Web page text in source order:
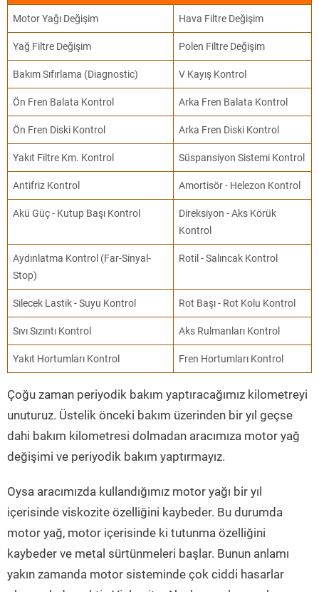
Motor Yağı Değişim Hava Filtre Değişim
Yağ Filtre Değişim Polen Filtre Değişim
Bakım Sıfırlama (Diagnostic) V Kayış Kontrol
Ön Fren Balata Kontrol Arka Fren Balata Kontrol
Ön Fren Diski Kontrol Arka Fren Diski Kontrol
Yakıt Filtre Km. Kontrol Süspansiyon Sistemi Kontrol
Antifriz Kontrol Amortisör - Helezon Kontrol
Akü Güç - Kutup Başı Kontrol
Direksiyon - Aks Körük
Kontrol
Aydınlatma Kontrol (Far-Sinyal-
Stop)
Rotil - Salıncak Kontrol
Silecek Lastik - Suyu Kontrol Rot Başı - Rot Kolu Kontrol
Sıvı Sızıntı Kontrol Aks Rulmanları Kontrol
Yakıt Hortumları Kontrol Fren Hortumları Kontrol
Çoğu zaman periyodik bakım yaptıracağımız kilometreyi
unuturuz. Üstelik önceki bakım üzerinden bir yıl geçse
dahi bakım kilometresi dolmadan aracımıza motor yağ
değişimi ve periyodik bakım yaptırmayız.
Oysa aracımızda kullandığımız motor yağı bir yıl
içerisinde viskozite özelliğini kaybeder. Bu durumda
motor yağ, motor içerisinde ki tutunma özelliğini
kaybeder ve metal sürtünmeleri başlar. Bunun anlamı
yakın zamanda motor sisteminde çok ciddi hasarlar